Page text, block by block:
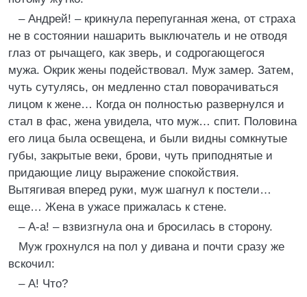
– Андрей! – крикнула перепуганная жена, от страха
не в состоянии нашарить выключатель и не отводя
глаз от рычащего, как зверь, и cодрогающегося
мужа. Окрик жены подействовал. Муж замер. Затем,
чуть сутулясь, он медленно стал поворачиваться
лицом к жене… Когда он полностью развернулся и
стал в фас, жена увидела, что муж… спит. Половина
его лица была освещена, и были видны сомкнутые
губы, закрытые веки, брови, чуть приподнятые и
придающие лицу выражение спокойствия.
Вытягивая вперед руки, муж шагнул к постели…
еще… Жена в ужасе прижалась к стене.
– А-а! – взвизгнула она и бросилась в сторону.
Муж грохнулся на пол у дивана и почти сразу же
вскочил:
– А! Что?